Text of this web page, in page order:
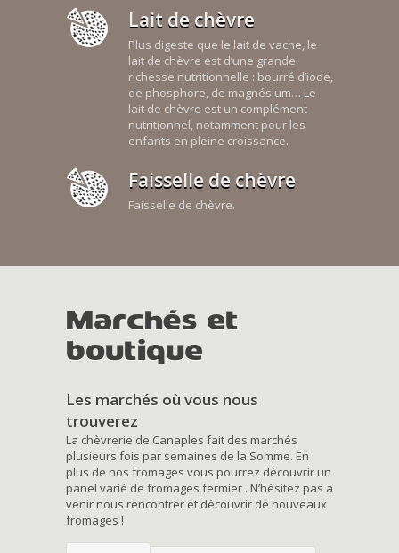
Lait de chèvre
Plus digeste que le lait de vache, le
lait de chèvre est d’une grande
richesse nutritionnelle : bourré d’iode,
de phosphore, de magnésium… Le
lait de chèvre est un complément
nutritionnel, notamment pour les
enfants en pleine croissance.
Faisselle de chèvre
Faisselle de chèvre.
Marchés et
boutique
Les marchés où vous nous
trouverez
La chèvrerie de Canaples fait des marchés
plusieurs fois par semaines de la Somme. En
plus de nos fromages vous pourrez découvrir un
panel varié de fromages fermier . N’hésitez pas a
venir nous rencontrer et découvrir de nouveaux
fromages !